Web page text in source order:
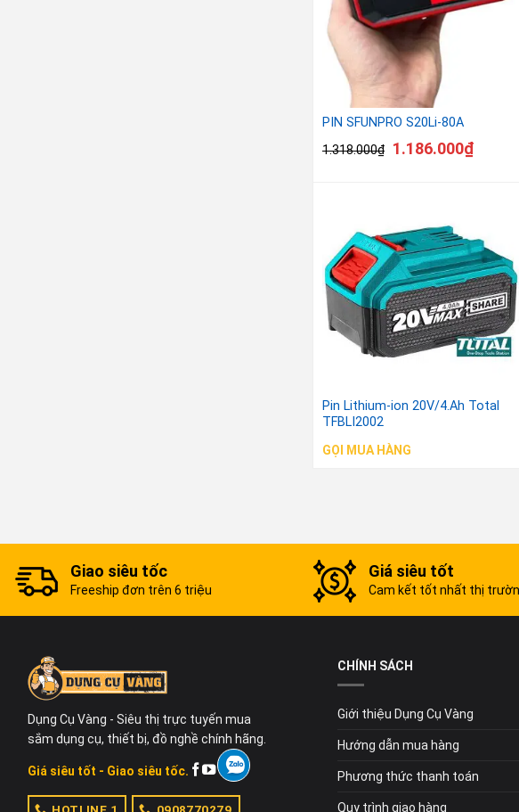
PIN SFUNPRO S20Li-80A
1.318.000₫ 1.186.000₫
Pin Lithium-ion 20V/4.Ah Total
TFBLI2002
GỌI MUA HÀNG
Giao siêu tốc
Freeship đơn trên 6 triệu
Giá siêu tốt
Cam kết tốt nhất thị
Dụng Cụ Vàng - Siêu thị trực tuyến mua
sắm dụng cụ, thiết bị, đồ nghề chính hãng.
Giá siêu tốt - Giao siêu tốc.
CHÍNH SÁCH
Giới thiệu Dụng Cụ Vàng
Hướng dẫn mua hàng
Phương thức thanh toán
Quy trình giao hàng